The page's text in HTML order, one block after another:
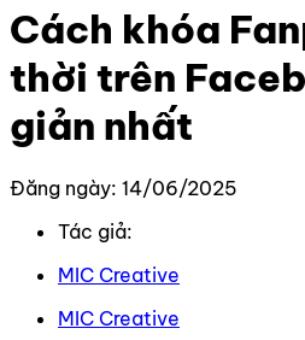
Cách khóa
thời trên
giản nhất
Đăng ngày: 14/06/2025
Tác giả:
MIC Creative
MIC Creative